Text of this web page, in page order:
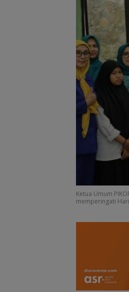
Ketua Umum
memperingati